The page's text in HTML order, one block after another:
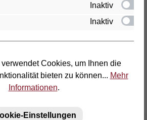
Inaktiv
Inaktiv
Cookies, um Ihnen die
bieten zu können... Mehr
Informationen.
Einstellungen